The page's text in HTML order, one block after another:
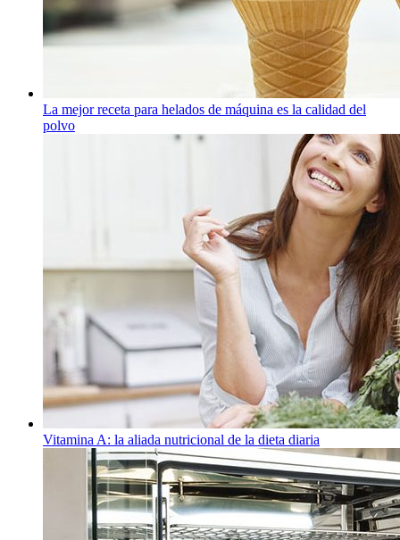
La mejor receta para helados de máquina es la calidad del
polvo
Vitamina A: la aliada nutricional de la dieta diaria